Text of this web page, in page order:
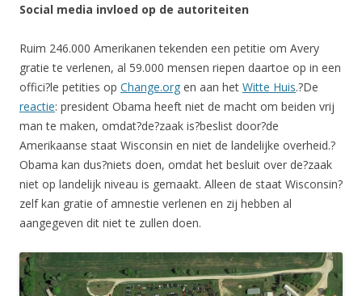
Social media invloed op de autoriteiten
Ruim 246.000 Amerikanen tekenden een petitie om Avery
gratie te verlenen, al 59.000 mensen riepen daartoe op in een
offici?le petities op Change.org en aan het Witte Huis.?De
reactie: president Obama heeft niet de macht om beiden vrij
man te maken, omdat?de?zaak is?beslist door?de
Amerikaanse staat Wisconsin en niet de landelijke overheid.?
Obama kan dus?niets doen, omdat het besluit over de?zaak
niet op landelijk niveau is gemaakt. Alleen de staat Wisconsin?
zelf kan gratie of amnestie verlenen en zij hebben al
aangegeven dit niet te zullen doen.